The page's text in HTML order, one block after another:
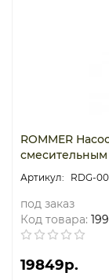
ROMMER
смесительным
RDG-
под заказ
Код товара:
19849р.